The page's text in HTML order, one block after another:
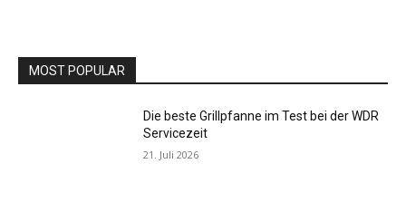
MOST POPULAR
Die beste Grillpfanne im Test bei der WDR
Servicezeit
21. Juli 2026